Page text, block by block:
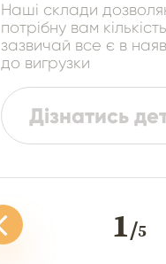
Наші склади
потрібну вам
зазвичай все є в
до вигрузки
Дізнатись
1 5